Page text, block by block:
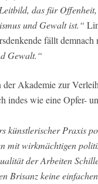
das für
und Gewalt ist.“
fällt demnach
Gewalt.“
Akademie zur
indes wie eine Opfer-
künstlerischer Praxis
mit wirkmächtigen
der Arbeiten
Brisanz keine